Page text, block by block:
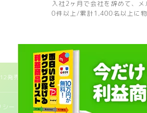
入社2ヶ月で会社を辞めて、
0件以上/累計1,400名以上に
発売!OSKI x NIKE SB DUNK HIGH “GREAT
シー